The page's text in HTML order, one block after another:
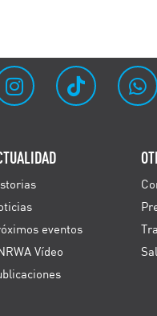
eventos
Vídeo